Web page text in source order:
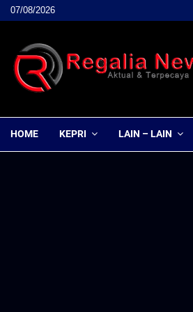
07/08/2026
HOME KEPRI LAIN – LAIN